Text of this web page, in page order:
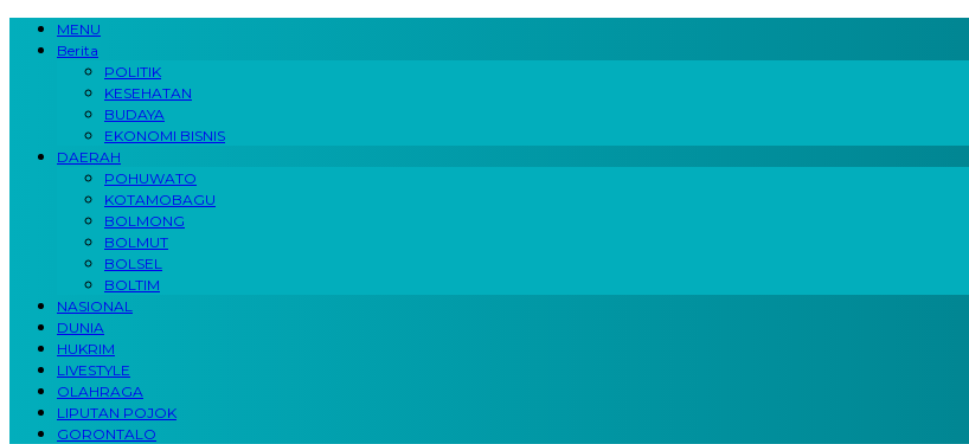
MENU
Berita
POLITIK
KESEHATAN
BUDAYA
EKONOMI BISNIS
DAERAH
POHUWATO
KOTAMOBAGU
BOLMONG
BOLMUT
BOLSEL
BOLTIM
NASIONAL
DUNIA
HUKRIM
LIVESTYLE
OLAHRAGA
LIPUTAN POJOK
GORONTALO